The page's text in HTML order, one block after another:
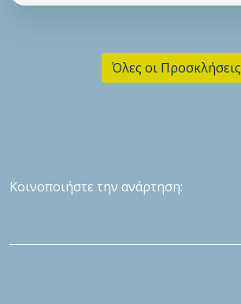
Όλες οι Προσκλήσεις
Κοινοποιήστε την ανάρτηση: